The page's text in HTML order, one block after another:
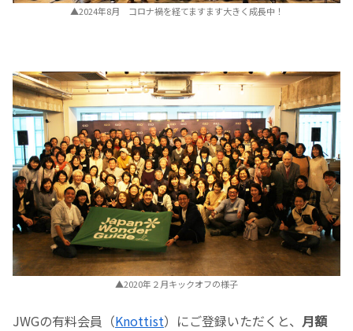
▲2024年8月 コロナ禍を経てますます大きく成長中！
▲2020年２月キックオフの様子
JWGの有料会員（Knottist）にご登録いただくと、 月額